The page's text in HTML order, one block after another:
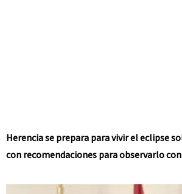
Herencia se prepara para vivir el eclipse
con recomendaciones para observarlo